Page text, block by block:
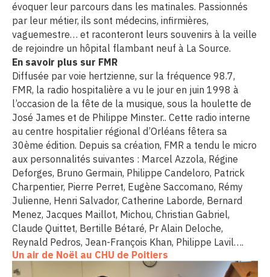
évoquer leur parcours dans les matinales. Passionnés
par leur métier, ils sont médecins, infirmières,
vaguemestre… et raconteront leurs souvenirs à la veille
de rejoindre un hôpital flambant neuf à La Source.
En savoir plus sur FMR
Diffusée par voie hertzienne, sur la fréquence 98.7,
FMR, la radio hospitalière a vu le jour en juin 1998 à
l’occasion de la fête de la musique, sous la houlette de
José James et de Philippe Minster.. Cette radio interne
au centre hospitalier régional d’Orléans fêtera sa
30ème édition. Depuis sa création, FMR a tendu le micro
aux personnalités suivantes : Marcel Azzola, Régine
Deforges, Bruno Germain, Philippe Candeloro, Patrick
Charpentier, Pierre Perret, Eugène Saccomano, Rémy
Julienne, Henri Salvador, Catherine Laborde, Bernard
Menez, Jacques Maillot, Michou, Christian Gabriel,
Claude Quittet, Bertille Bétaré, Pr Alain Deloche,
Reynald Pedros, Jean-François Khan, Philippe Lavil….
Un air de Noël au CHU de Poitiers